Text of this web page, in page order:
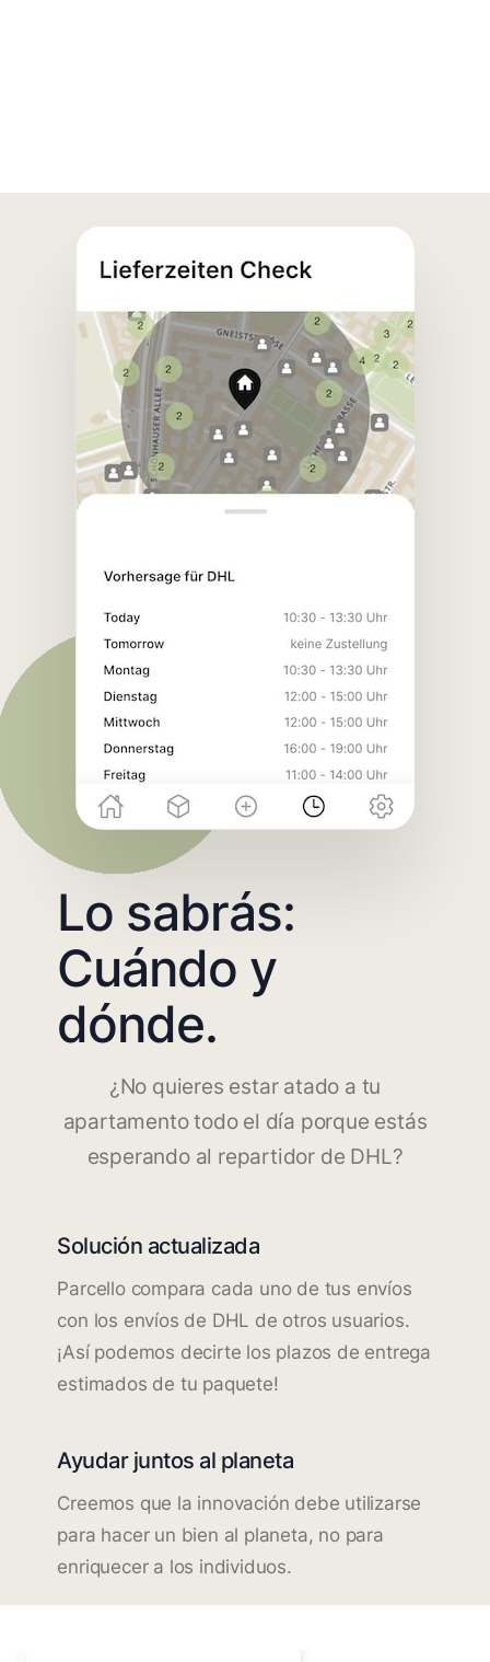
Lo sabrás:
Cuándo y
dónde.
¿No quieres estar atado a tu
apartamento todo el día porque estás
esperando al repartidor de DHL?
Solución actualizada
Parcello compara cada uno de tus envíos
con los envíos de DHL de otros usuarios.
¡Así podemos decirte los plazos de entrega
estimados de tu paquete!
Ayudar juntos al planeta
Creemos que la innovación debe utilizarse
para hacer un bien al planeta, no para
enriquecer a los individuos.